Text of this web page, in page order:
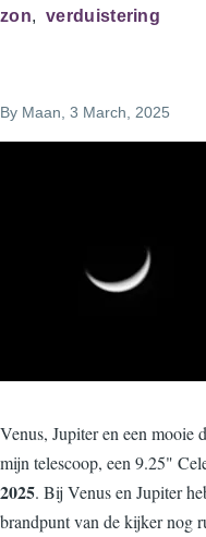
zon verduistering
By Maan , 3 March, 2025
Venus, Jupiter en een mooie
mijn telescoop, een 9.25"
2025. Bij Venus en Jupiter
brandpunt van de kijker nog